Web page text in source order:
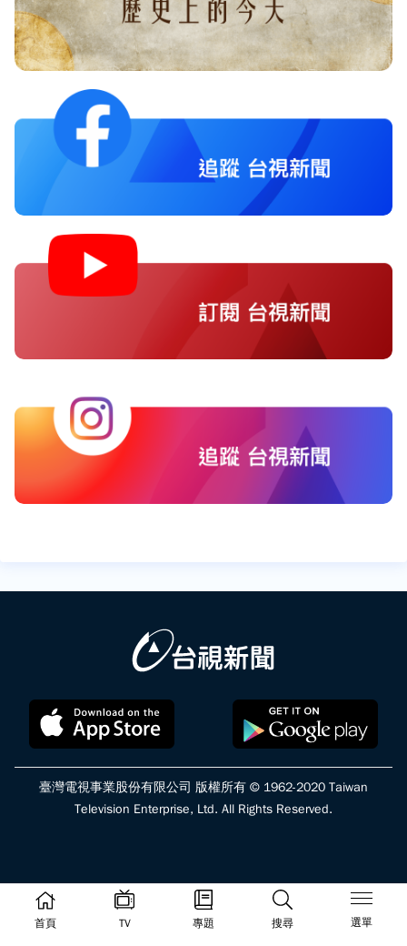
首頁 TV 專題 搜尋 選單
臺灣電視事業股份有限公司 版權所有 © 1962-2020 Taiwan
Television Enterprise, Ltd. All Rights Reserved.